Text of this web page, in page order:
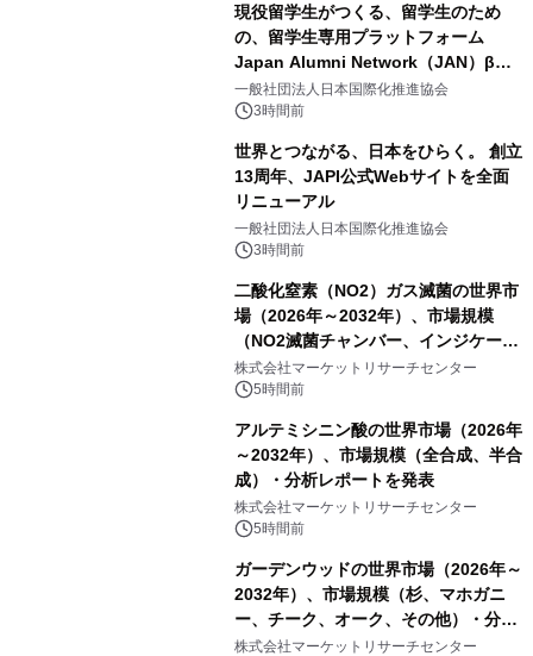
現役留学生がつくる、留学生のため
の、留学生専用プラットフォーム
Japan Alumni Network（JAN）β版
をリリース
一般社団法人日本国際化推進協会
3時間前
世界とつながる、日本をひらく。 創立
13周年、JAPI公式Webサイトを全面
リニューアル
一般社団法人日本国際化推進協会
3時間前
二酸化窒素（NO2）ガス滅菌の世界市
場（2026年～2032年）、市場規模
（NO2滅菌チャンバー、インジケータ
ーおよびモニタリングシステム、その
他）・分析レポートを発表
株式会社マーケットリサーチセンター
5時間前
アルテミシニン酸の世界市場（2026年
～2032年）、市場規模（全合成、半合
成）・分析レポートを発表
株式会社マーケットリサーチセンター
5時間前
ガーデンウッドの世界市場（2026年～
2032年）、市場規模（杉、マホガニ
ー、チーク、オーク、その他）・分析
レポートを発表
株式会社マーケットリサーチセンター